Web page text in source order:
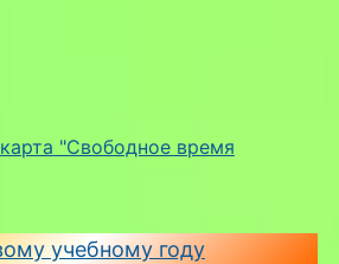
"Свободное время
учебному году